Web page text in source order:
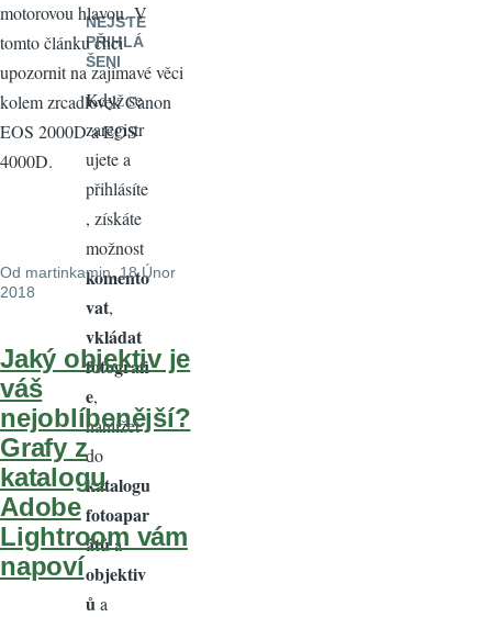
motorovou hlavou. V
tomto článku chci
upozornit na zajímavé věci
kolem zrcadlovek Canon
EOS 2000D a EOS
4000D.
Od martinkamin, 18 Únor
2018
Jaký objektiv je
váš
nejoblíbenější?
Grafy z
katalogu
Adobe
Lightroom vám
napoví
NEJSTE
PŘIHLÁ
ŠENI
Když se
zaregistr
ujete a
přihlásíte
, získáte
možnost
komento
vat,
vkládat
fotografi
e,
nahlížet
do
katalogu
fotoapar
átůa
objektiv
ů a